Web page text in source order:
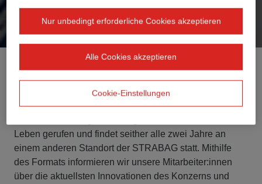
Mit dem STRABAG INNOVATION DAY (ID) schaffen wir
innerhalb der STRABAG ein eigenes Event-Format für
den Ideen- und Wissensaustausch rund um die Themen
Leben gerufen und findet seither alle zwei Jahre an
einem anderen Standort der STRABAG statt. Mithilfe
des Formats informieren wir unsere Mitarbeiter:innen
über die aktuellsten Innovationen des Konzerns und
Nur unbedingt erforderliche Cookies akzeptieren
Alle Cookies akzeptieren
Cookie-Einstellungen